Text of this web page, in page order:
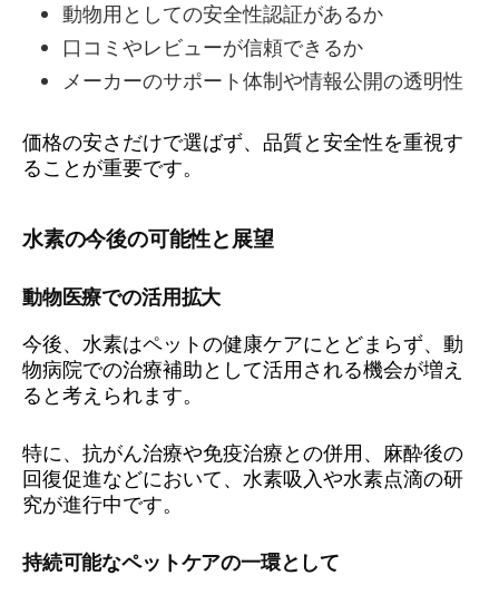
動物用としての安全性認証があるか
口コミやレビューが信頼できるか
メーカーのサポート体制や情報公開の透明性
価格の安さだけで選ばず、品質と安全性を重視す
ることが重要です。
水素の今後の可能性と展望
動物医療での活用拡大
今後、水素はペットの健康ケアにとどまらず、動
物病院での治療補助として活用される機会が増え
ると考えられます。
特に、抗がん治療や免疫治療との併用、麻酔後の
回復促進などにおいて、水素吸入や水素点滴の研
究が進行中です。
持続可能なペットケアの一環として